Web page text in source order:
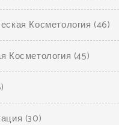
Косметология (46)
Косметология (45)
(30)